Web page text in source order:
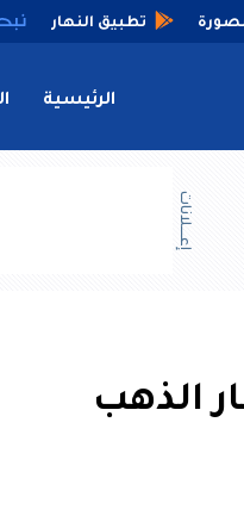
تطبيق النهار
الرئيسية
إعــــلانات
الذهب